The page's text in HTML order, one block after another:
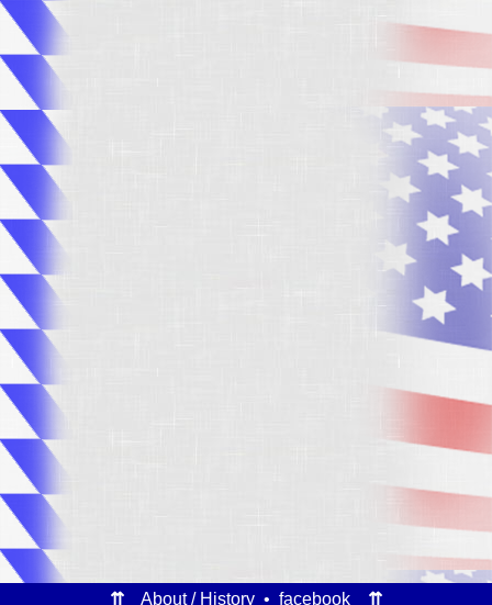
⇈ About / History • facebook
⇈